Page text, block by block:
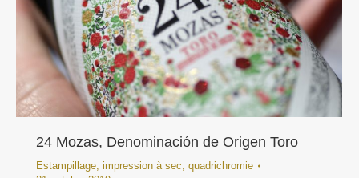
24 Mozas, Denominación de Origen Toro
Estampillage impression à sec quadrichromie